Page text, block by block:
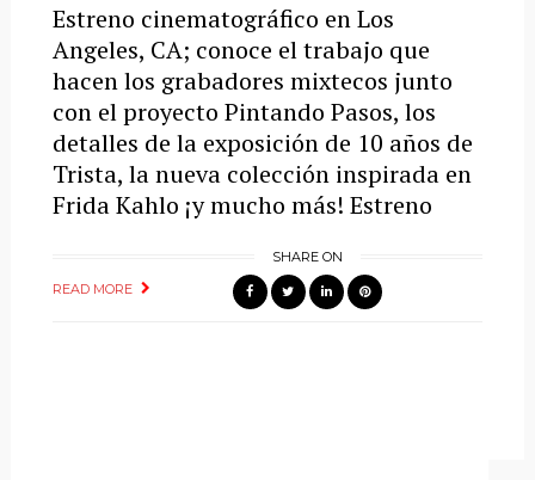
Estreno cinematográfico en Los
Angeles, CA; conoce el trabajo que
hacen los grabadores mixtecos junto
con el proyecto Pintando Pasos, los
detalles de la exposición de 10 años de
Trista, la nueva colección inspirada en
Frida Kahlo ¡y mucho más! Estreno
READ MORE
SHARE ON